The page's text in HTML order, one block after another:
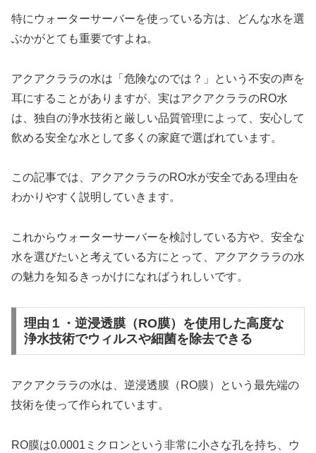
特にウォーターサーバーを使っている方は、どんな水を選
ぶかがとても重要ですよね。
アクアクララの水は「危険なのでは？」という不安の声を
耳にすることがありますが、実はアクアクララのRO水
は、独自の浄水技術と厳しい品質管理によって、安心して
飲める安全な水として多くの家庭で選ばれています。
この記事では、アクアクララのRO水が安全である理由を
わかりやすく説明していきます。
これからウォーターサーバーを検討している方や、安全な
水を選びたいと考えている方にとって、アクアクララの水
の魅力を知るきっかけになればうれしいです。
理由１・逆浸透膜（RO膜）を使用した高度な
浄水技術でウィルスや細菌を除去できる
アクアクララの水は、逆浸透膜（RO膜）という最先端の
技術を使って作られています。
RO膜は0.0001ミクロンという非常に小さな孔を持ち、ウ